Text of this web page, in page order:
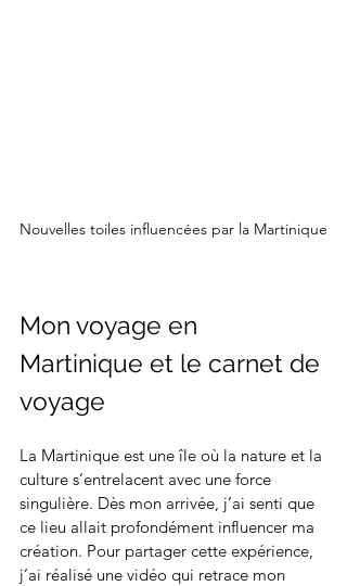
Nouvelles toiles influencées par la Martinique
Mon voyage en
Martinique et le carnet de
voyage
La Martinique est une île où la nature et la
culture s’entrelacent avec une force
singulière. Dès mon arrivée, j’ai senti que
ce lieu allait profondément influencer ma
création. Pour partager cette expérience,
j’ai réalisé une vidéo qui retrace mon